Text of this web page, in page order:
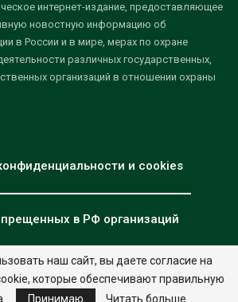
интернет-издание, предоставляющее
новостную информацию об
в России и в мире, мерах по охране
различных государственных,
организаций в отношении охраны
и cookies
в РФ организаций
Все права защищены. Дизайн:nia.eco
наш сайт, вы даете согласие на
которые обеспечивают правильную
Принимаю Читать больше